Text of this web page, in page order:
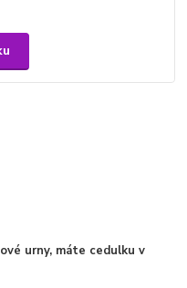
urny, máte cedulku v